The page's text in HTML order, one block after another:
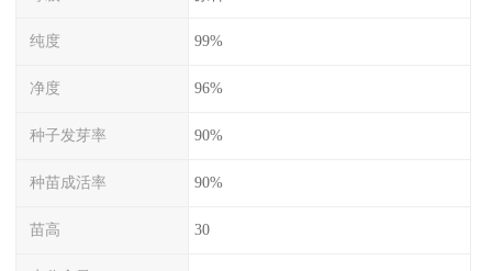
纯度 99%
净度 96%
种子发芽率 90%
种苗成活率 90%
苗高 30